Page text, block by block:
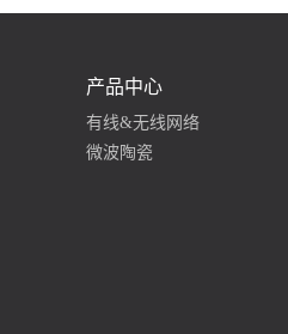
产品中心
有线&无线网络
微波陶瓷